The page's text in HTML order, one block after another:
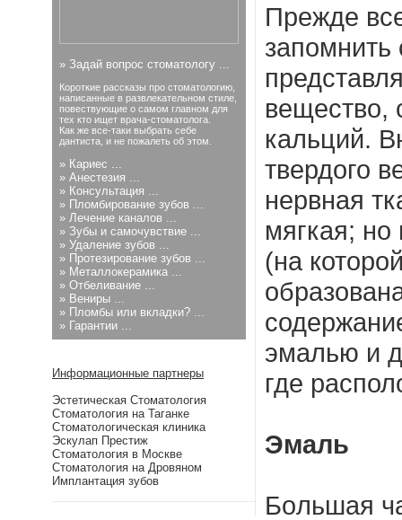
» Задай вопрос стоматологу ...
Короткие рассказы про стоматологию,
написанные в развлекательном стиле,
повествующие о самом главном для
тех кто ищет врача-стоматолога.
Как же все-таки выбрать себе
дантиста, и не пожалеть об этом.
» Кариес ...
» Анестезия ...
» Консультация ...
» Пломбирование зубов ...
» Лечение каналов ...
» Зубы и самочувствие ...
» Удаление зубов ...
» Протезирование зубов ...
» Металлокерамика ...
» Отбеливание ...
» Вениры ...
» Пломбы или вкладки? ...
» Гарантии ...
Информационные партнеры
Эстетическая Стоматология
Стоматология на Таганке
Стоматологическая клиника
Эскулап Престиж
Стоматология в Москве
Стоматология на Дровяном
Имплантация зубов
Прежде
вещество,
кальций.
твердого
нервная
мягкая; но
(на
эмалью и
где
Эмаль
Бoльшая